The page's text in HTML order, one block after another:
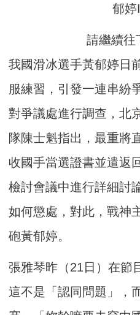
郁婷
請繼續
我國滑冰選手黃郁婷日
服練習，引發一連串紛
對爭議處進行調查，北
隊陳士魁指出，最重將
收國手當選證書並遣返
檢討會議中進行詳細討
如何懲處，對此，戰神
砲黃郁婷。
張雅琴昨（21日）在節
這不是「認同問題」，